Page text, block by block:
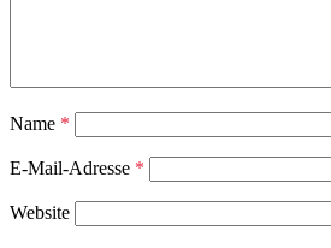
Name *
E-Mail-Adresse *
Website